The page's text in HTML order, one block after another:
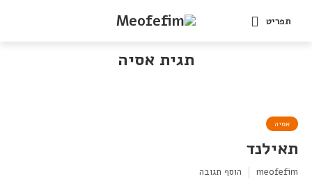
תפריט
תגית אסיה
אסיה
תאילנד
meofefim הוסף תגובה